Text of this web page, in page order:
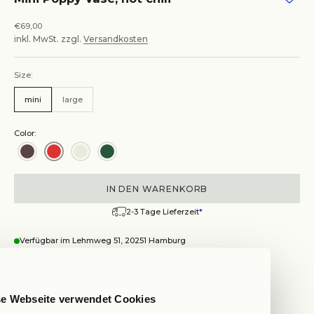
Webseite verwendet Cookies
Angebot
€69,00
inkl. MwSt. zzgl. Versandkosten
Size:
mini large
Color:
IN DEN WARENKORB
2-3 Tage Lieferzeit*
Verfügbar im Lehmweg 51, 20251 Hamburg